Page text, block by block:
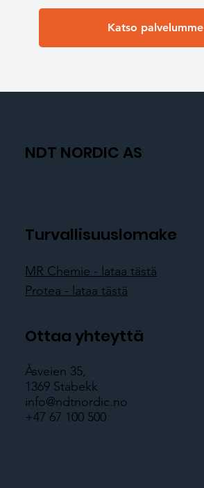
Katso palvelumme
NDT NORDIC AS
Turvallisuuslomake
MR Chemie - lataa tästä
Protea - lataa tästä
Ottaa yhteyttä
Åsveien 35,
1369 Stabekk
info@ndtnordic.no
+47 67 100 500